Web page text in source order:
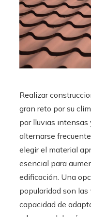
Realizar
gran reto por su
por lluvias intensas
alternarse
elegir el material
esencial para
edificación. Una
popularidad son las
capacidad de